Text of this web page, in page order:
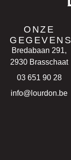
ONZE
GEGEVENS
Bredabaan 291,
2930 Brasschaat
03 651 90 28
info@lourdon.be